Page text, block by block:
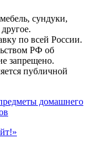
сундуки,
по всей России.
РФ об
запрещено.
публичной